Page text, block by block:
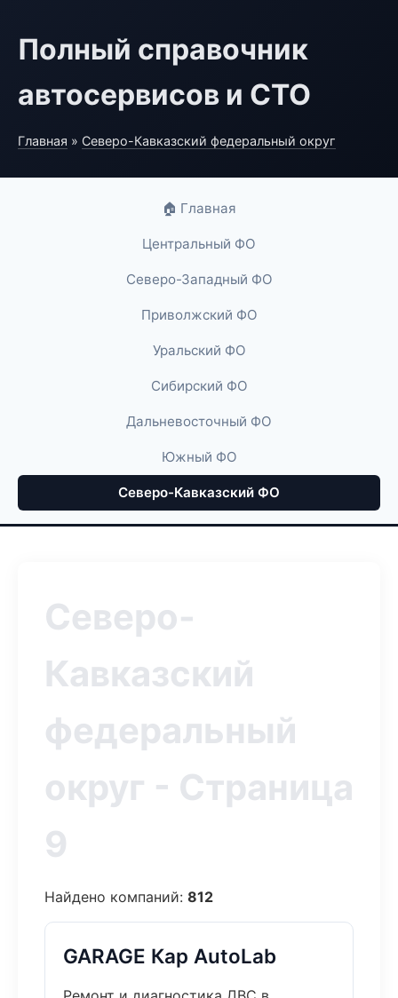
Полный справочник
автосервисов и СТО
Главная » Северо-Кавказский федеральный округ
🏠 Главная
Центральный ФО
Северо-Западный ФО
Приволжский ФО
Уральский ФО
Сибирский ФО
Дальневосточный ФО
Южный ФО
Северо-Кавказский ФО
Северо-
Кавказский
федеральный
округ - Страница
9
Найдено компаний: 812
GARAGE Кар AutoLab